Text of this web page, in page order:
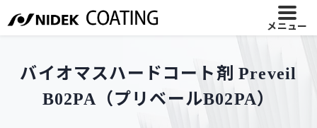
メニュー
バイオマスハードコート剤Preveil
B02PA（プリベールB02PA）